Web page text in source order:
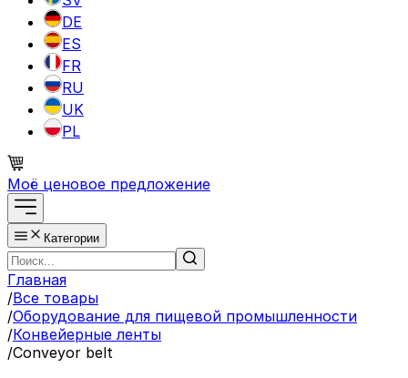
DE
ES
FR
RU
UK
PL
Моё ценовое предложение
Категории
Главная
/Все товары
/Оборудование для пищевой промышленности
/Конвейерные ленты
/Conveyor belt